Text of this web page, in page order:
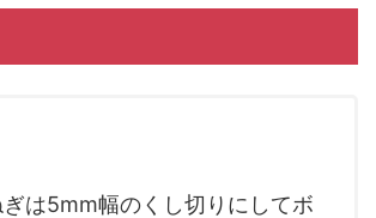
は5mm幅のくし切りにしてボ